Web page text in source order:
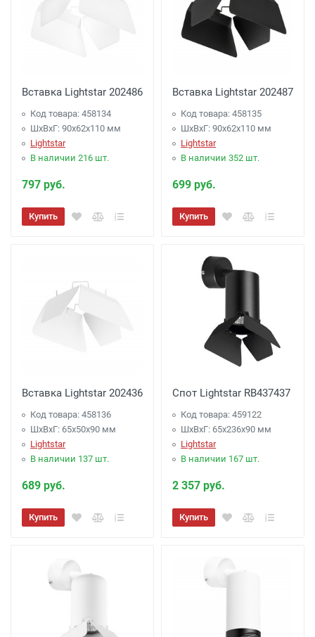
Вставка Lightstar 202486
Код товара: 458134
ШхВхГ: 90x62x110 мм
Lightstar
В наличии 216 шт.
797 руб.
Купить
Вставка Lightstar 202487
Код товара: 458135
ШхВхГ: 90x62x110 мм
Lightstar
В наличии 352 шт.
699 руб.
Купить
Вставка Lightstar 202436
Код товара: 458136
ШхВхГ: 65x50x90 мм
Lightstar
В наличии 137 шт.
689 руб.
Купить
Спот Lightstar RB437437
Код товара: 459122
ШхВхГ: 65x236x90 мм
Lightstar
В наличии 167 шт.
2 357 руб.
Купить